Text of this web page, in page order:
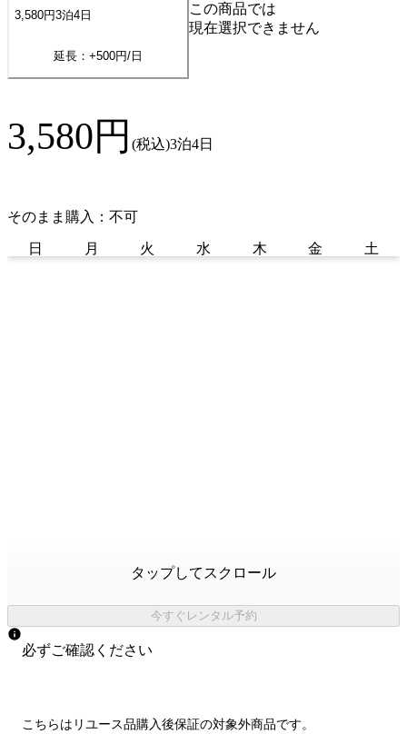
3,580円3泊4 日
延長：+500円/日
この商品では
現在選択できません
3,580円 (税込)3泊4日
そのまま購入：不可
日 月 火 水 木 金 土
タップしてスクロール
今すぐレンタル予約
必ずご確認ください
こちらはリユース品購入後保証の対象外商品です。